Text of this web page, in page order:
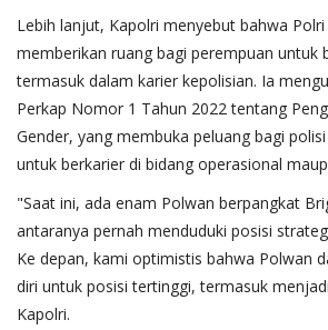
Lebih lanjut, Kapolri menyebut bahwa
memberikan ruang bagi perempuan untuk
termasuk dalam karier kepolisian. Ia
Perkap Nomor 1 Tahun 2022 tentang
Gender, yang membuka peluang bagi
untuk berkarier di bidang operasional
"Saat ini, ada enam Polwan berpangkat
antaranya pernah menduduki posisi
Ke depan, kami optimistis bahwa Polwan
diri untuk posisi tertinggi, termasuk
Kapolri.